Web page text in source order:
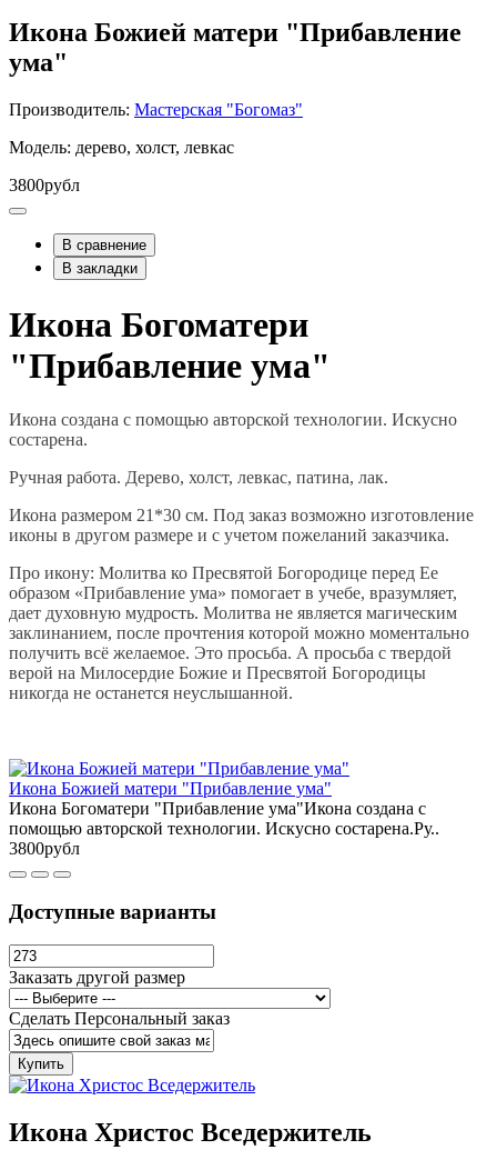
Икона Божией матери "Прибавление
ума"
Производитель: Мастерская "Богомаз"
Модель: дерево, холст, левкас
3800рубл
В сравнение
В закладки
Икона Богоматери
"Прибавление ума"
Икона создана с помощью авторской технологии. Искусно
состарена.
Ручная работа. Дерево, холст, левкас, патина, лак.
Икона размером 21*30 см. Под заказ возможно изготовление
иконы в другом размере и с учетом пожеланий заказчика.
Про икону: Молитва ко Пресвятой Богородице перед Ее
образом «Прибавление ума» помогает в учебе, вразумляет,
дает духовную мудрость. Молитва не является магическим
заклинанием, после прочтения которой можно моментально
получить всё желаемое. Это просьба. А просьба с твердой
верой на Милосердие Божие и Пресвятой Богородицы
никогда не останется неуслышанной.
Икона Божией матери "Прибавление ума"
Икона Богоматери "Прибавление ума"Икона создана с
помощью авторской технологии. Искусно состарена.Ру..
3800рубл
Доступные варианты
Заказать другой размер
Сделать Персональный заказ
Купить
Икона Христос Вседержитель